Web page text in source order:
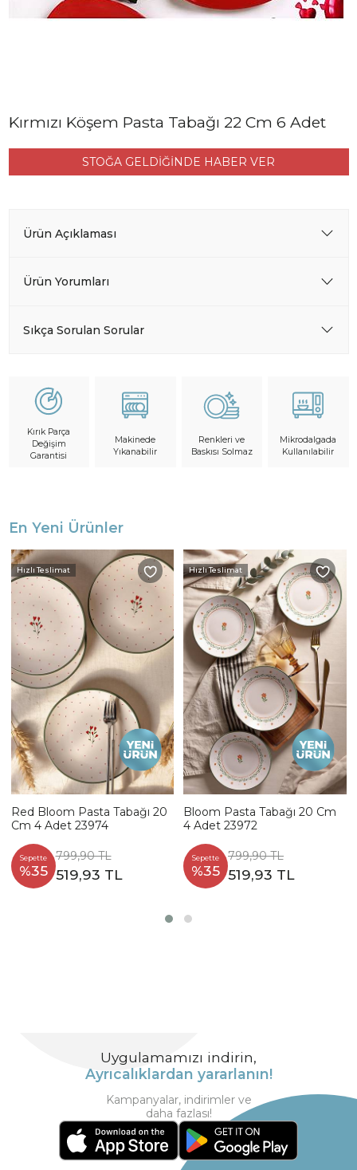
Kırmızı Köşem Pasta Tabağı 22 Cm 6 Adet
STOĞA GELDİĞİNDE HABER VER
Ürün Açıklaması
Ürün Yorumları
Sıkça Sorulan Sorular
Kırık Parça
Değişim
Garantisi
Makinede
Yıkanabilir
Renkleri ve
Baskısı Solmaz
Mikrodalgada
Kullanılabilir
En Yeni Ürünler
Hızlı Teslimat
Red Bloom Pasta Tabağı 20
Cm 4 Adet 23974
Sepette
%35
799,90 TL
519,93 TL
Hızlı Teslimat
Bloom Pasta Tabağı 20 Cm
4 Adet 23972
Sepette
%35
799,90 TL
519,93 TL
Uygulamamızı indirin,
Ayrıcalıklardan yararlanın!
Kampanyalar, indirimler ve
daha fazlası!